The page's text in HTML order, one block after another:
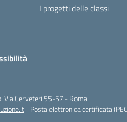
I progetti delle classi
Via Cerveteri 55-57 - Roma
Posta elettronica certificata